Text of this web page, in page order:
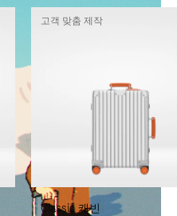
Classic 캐빈
고객 맞춤 제작